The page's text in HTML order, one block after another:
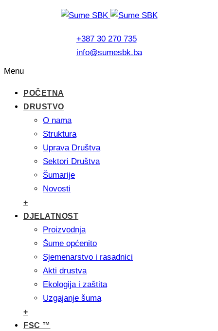
+387 30 270 735
info@sumesbk.ba
Menu
POČETNA
DRUSTVO
O nama
Struktura
Uprava Društva
Sektori Društva
Šumarije
Novosti
+
DJELATNOST
Proizvodnja
Šume općenito
Sjemenarstvo i rasadnici
Akti drustva
Ekologija i zaštita
Uzgajanje šuma
+
FSC ™